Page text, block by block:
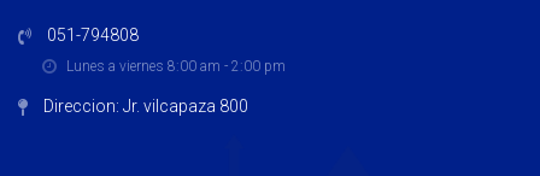
051-794808
Lunes a viernes 8:00 am - 2:00 pm
Direccion: Jr. vilcapaza 800